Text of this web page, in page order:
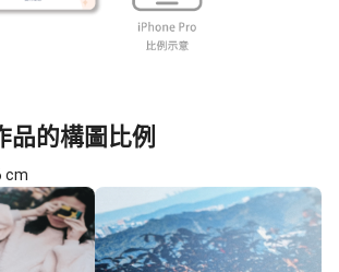
品的構圖比例
cm